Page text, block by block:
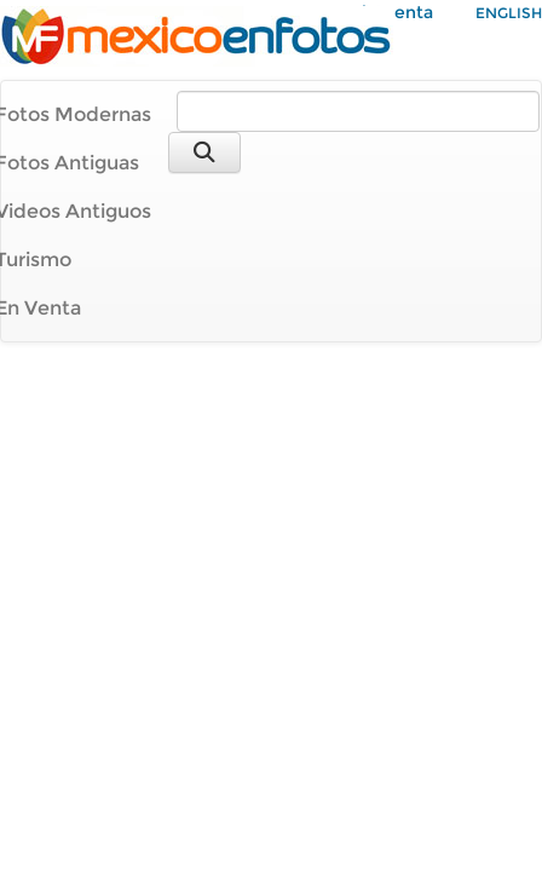
Mi Cuenta ENGLISH
Modernas
Antiguas
Antiguos
Venta